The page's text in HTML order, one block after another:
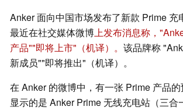
Anker 面向中国市场发布了新款 Prime 充
最近在社交媒体微博上发布消息称，
产品""即将上市"（机译）。 该品牌称
新成员""即将推出"（机译）。
在 Anker 的微博中，有一张 Prime 产品
显示的是 Anker Prime 无线充电站（三合